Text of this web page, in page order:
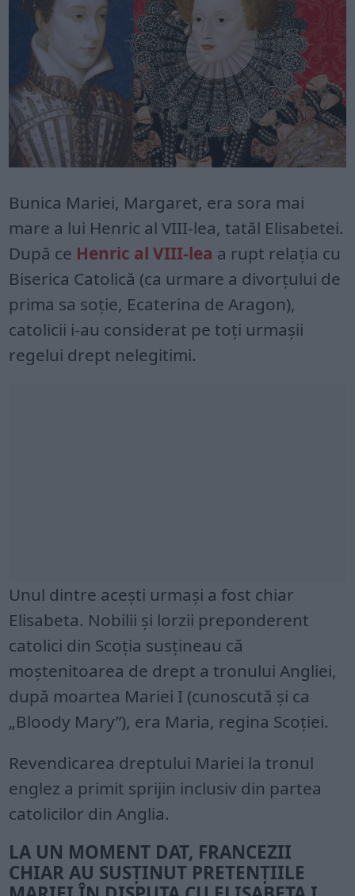
Bunica Mariei, Margaret, era sora mai
mare a lui Henric al VIII-lea, tatăl Elisabetei.
După ce Henric al VIII-lea a rupt relația cu
Biserica Catolică (ca urmare a divorțului de
prima sa soție, Ecaterina de Aragon),
catolicii i-au considerat pe toți urmașii
regelui drept nelegitimi.
Unul dintre acești urmași a fost chiar
Elisabeta. Nobilii și lorzii preponderent
catolici din Scoția susțineau că
moștenitoarea de drept a tronului Angliei,
după moartea Mariei I (cunoscută și ca
„Bloody Mary”), era Maria, regina Scoției.
Revendicarea dreptului Mariei la tronul
englez a primit sprijin inclusiv din partea
catolicilor din Anglia.
LA UN MOMENT DAT, FRANCEZII
CHIAR AU SUSȚINUT PRETENȚIILE